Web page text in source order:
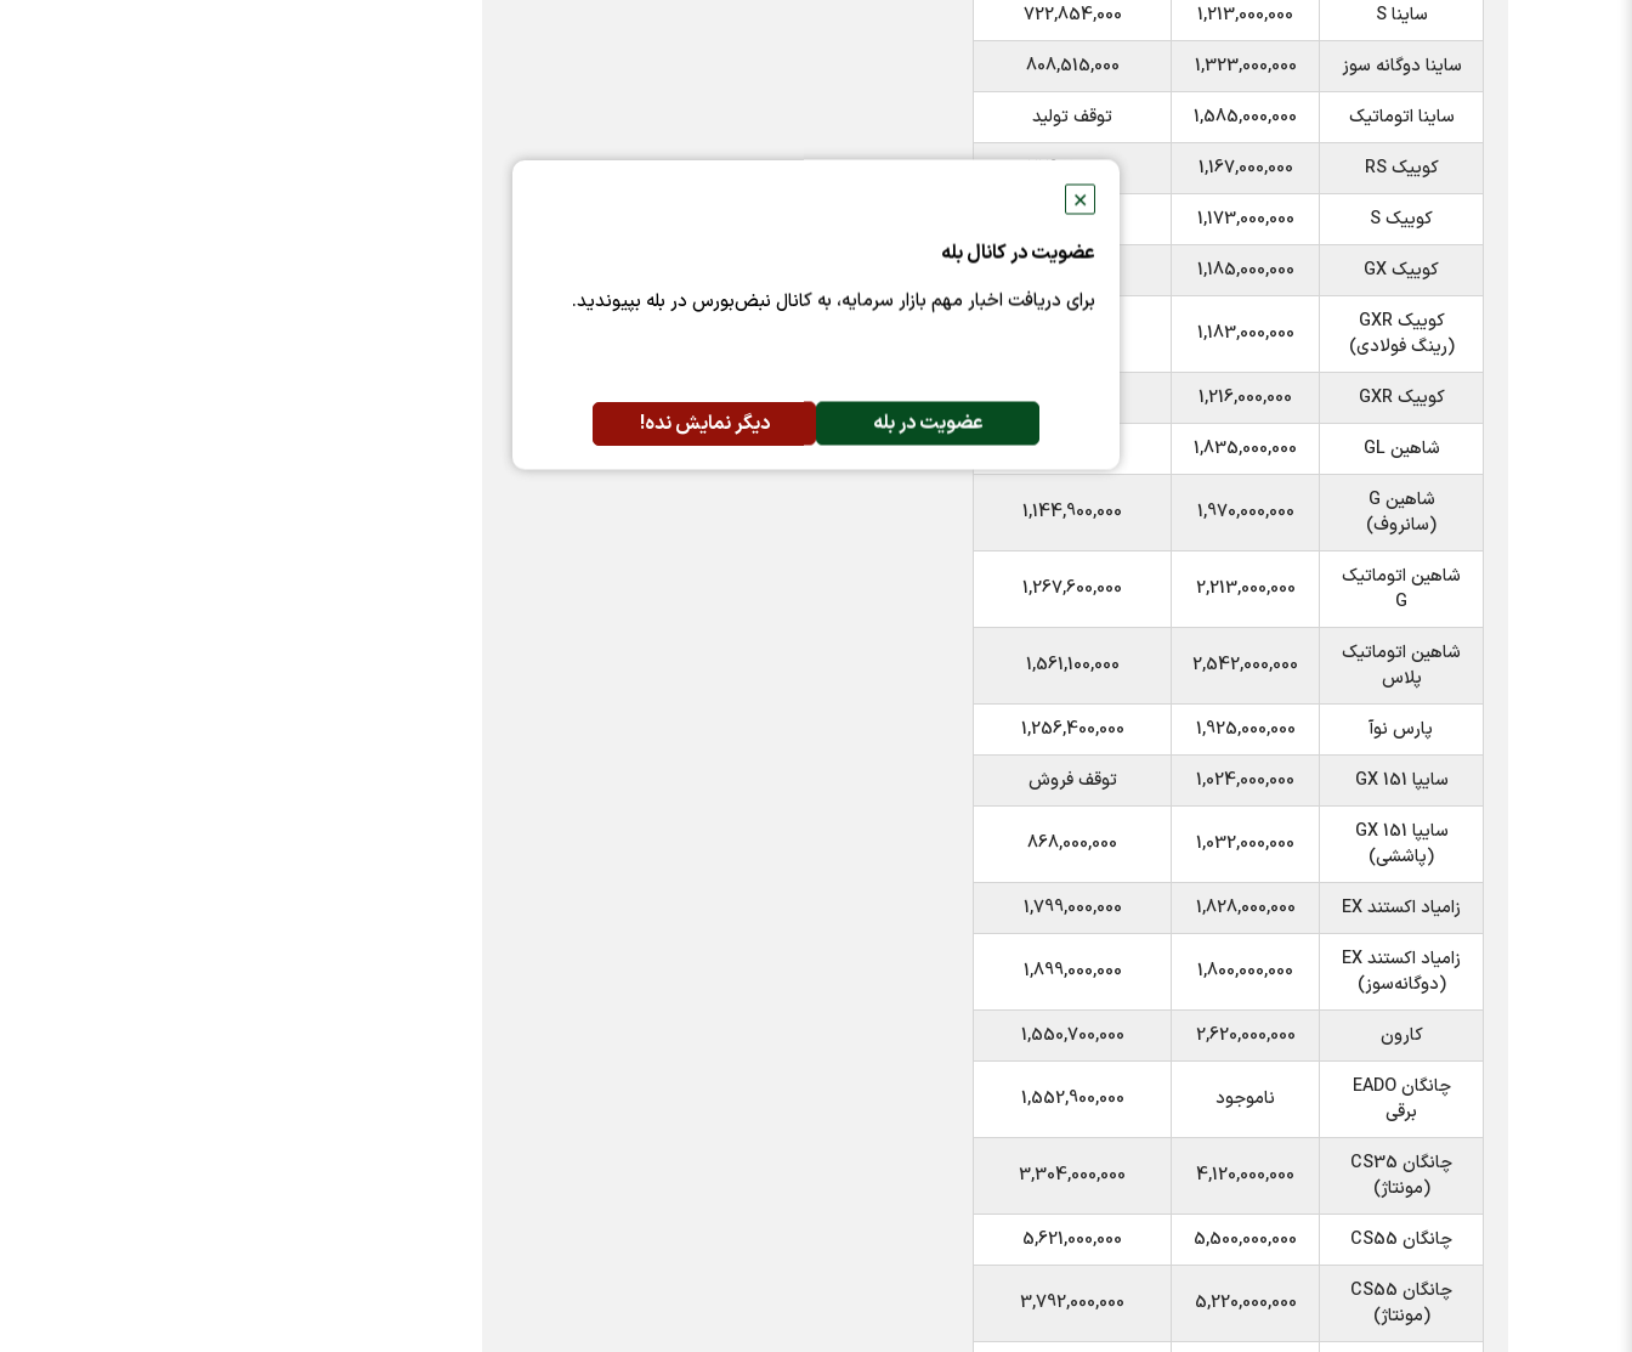
✕
عضویت در کانال بله
برای دریافت اخبار مهم بازار سرمایه، به کانال نبض‌بورس در بله بپیوندید.
عضویت در بله دیگر نمایش نده!
ساینا S
1,213,000,000
722,854,000
ساینا دوگانه سوز
1,323,000,000
808,515,000
ساینا اتوماتیک
1,585,000,000
توقف تولید
کوییک RS
1,167,000,000
779,200,000
کوییک S
1,173,000,000
732,780,000
کوییک GX
1,185,000,000
829,400,000
کوییک GXR
(رینگ فولادی)
1,183,000,000
کوییک GXR 1,216,000,000
825,911,000
شاهین GL
1,835,000,000
1,119,300,000
شاهین G
(سانروف)
1,970,000,000
1,144,900,000
شاهین اتوماتیک
G
2,213,000,000
1,267,600,000
شاهین اتوماتیک
پلاس
2,542,000,000
1,561,100,000
پارس نوآ 1,925,000,000
1,256,400,000
سایپا 151 GX
1,024,000,000
توقف فروش
سایپا 151 GX
(پاششی)
1,032,000,000
868,000,000
زامیاد اکستند EX 1,828,000,000
1,799,000,000
زامیاد اکستند EX
(دوگانه‌سوز)
1,800,000,000
1,899,000,000
کارون 2,620,000,000
1,550,700,000
چانگان EADO
برقی
ناموجود 1,552,900,000
چانگان CS35
(مونتاژ)
4,120,000,000
3,304,000,000
چانگان CS55 5,500,000,000
5,621,000,000
چانگان CS55
(مونتاژ)
5,220,000,000
3,792,000,000